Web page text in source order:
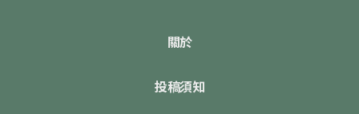
關於
投稿須知